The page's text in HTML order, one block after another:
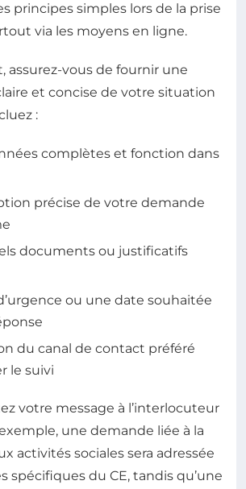
principes simples lors de la prise
via les moyens en ligne.
assurez-vous de fournir une
et concise de votre situation
:
complètes et fonction dans
précise de votre demande
documents ou justificatifs
ou une date souhaitée
du canal de contact préféré
le suivi
votre message à l’interlocuteur
une demande liée à la
activités sociales sera adressée
spécifiques du CE, tandis qu’une